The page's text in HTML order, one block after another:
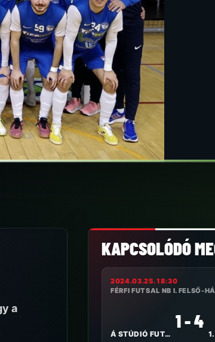
a
KAPCSOLÓDÓ
2024.03.25. 18:30
FÉRFI FUTSAL NB I. FELSŐ-
Á STÚDIÓ FUTSAL NYÍREGYHÁZA
1 - 4